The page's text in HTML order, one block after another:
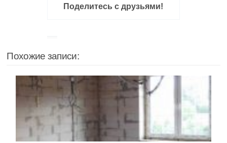
Поделитесь с друзьями!
Похожие записи: